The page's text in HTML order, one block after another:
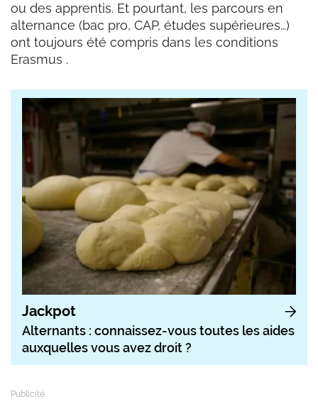
ou des apprentis. Et pourtant, les parcours en
alternance (bac pro, CAP, études supérieures…)
ont toujours été compris dans les conditions
Erasmus .
Jackpot
Alternants : connaissez-vous toutes les aides
auxquelles vous avez droit ?